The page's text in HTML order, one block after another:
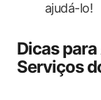
ajudá-lo!
Dicas
Serviços